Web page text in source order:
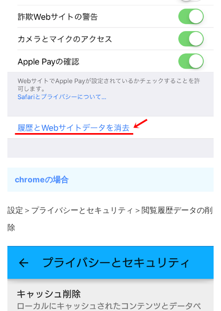
chromeの場合
設定＞プライバシーとセキュリティ＞閲覧履歴データの削
除